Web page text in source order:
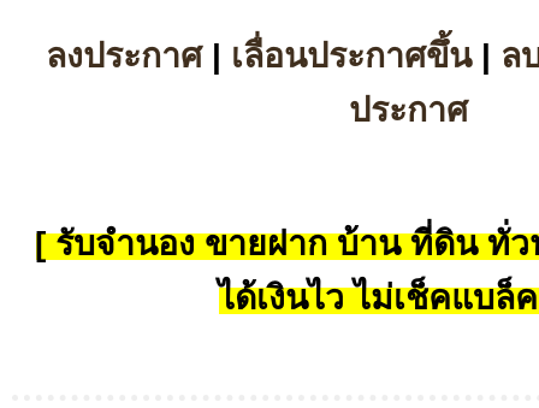
ลงประกาศ| เลื่อนประกาศขึ้น| ล
ประกาศ
[ รับจำนอง ขายฝาก บ้าน ที่ดิน ทั่ว
ได้เงินไว ไม่เช็คแบล็